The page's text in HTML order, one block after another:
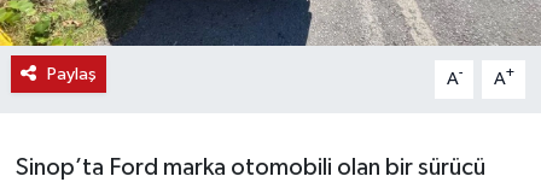
Paylaş A- A+
Sinop’ta Ford marka otomobili olan bir sürücü